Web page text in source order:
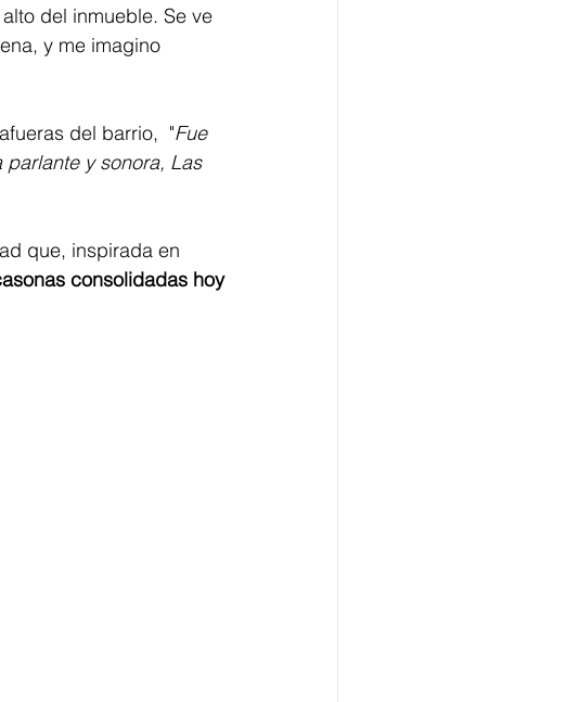
del inmueble. Se ve
y me imagino
del barrio,  "Fue
y sonora, Las
que, inspirada en
consolidadas hoy